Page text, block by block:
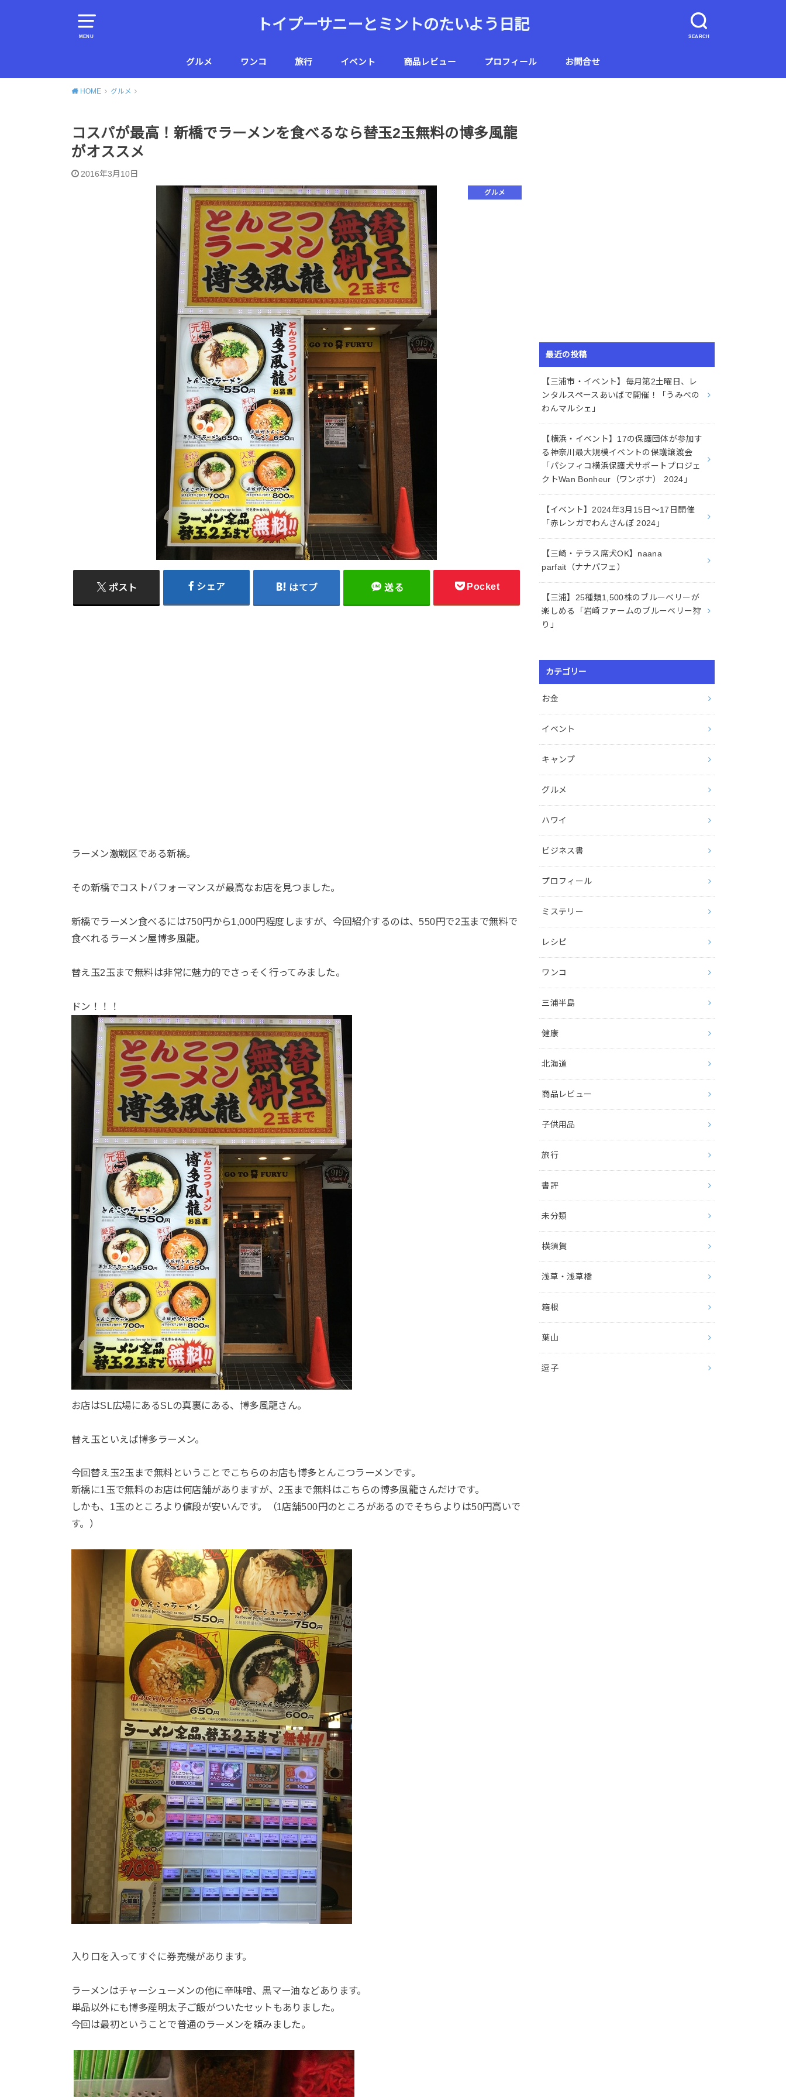
MENU SEARCH
トイプーサニーとミントのたいよう日記
グルメ ワンコ 旅行 イベント 商品レビュー プロフィール お問合せ
HOME グルメ
コスパが最高！新橋でラーメンを食べるなら替玉2玉無料の博多風龍
がオススメ
2016年3月10日
グルメ
ポスト シェア はてブ 送る Pocket
ラーメン激戦区である新橋。
その新橋でコストパフォーマンスが最高なお店を見つました。
新橋でラーメン食べるには750円から1,000円程度しますが、今回紹介するのは、550円で2玉まで無料で
食べれるラーメン屋博多風龍。
替え玉2玉まで無料は非常に魅力的でさっそく行ってみました。
ドン！！！
お店はSL広場にあるSLの真裏にある、博多風龍さん。
替え玉といえば博多ラーメン。
今回替え玉2玉まで無料ということでこちらのお店も博多とんこつラーメンです。
新橋に1玉で無料のお店は何店舗がありますが、2玉まで無料はこちらの博多風龍さんだけです。
しかも、1玉のところより値段が安いんです。（1店舗500円のところがあるのでそちらよりは50円高いで
す。）
入り口を入ってすぐに券売機があります。
ラーメンはチャーシューメンの他に辛味噌、黒マー油などあります。
単品以外にも博多産明太子ご飯がついたセットもありました。
今回は最初ということで普通のラーメンを頼みました。
最近の投稿
【三浦市・イベント】毎月第2土曜日、レ
ンタルスペースあいばで開催！「うみべの
わんマルシェ」
【横浜・イベント】17の保護団体が参加す
る神奈川最大規模イベントの保護譲渡会
「パシフィコ横浜保護犬サポートプロジェ
クトWan Bonheur（ワンボナ） 2024」
【イベント】2024年3月15日〜17日開催
「赤レンガでわんさんぽ 2024」
【三崎・テラス席犬OK】naana
parfait（ナナパフェ）
【三浦】25種類1,500株のブルーベリーが
楽しめる「岩崎ファームのブルーベリー狩
り」
カテゴリー
お金
イベント
キャンプ
グルメ
ハワイ
ビジネス書
プロフィール
ミステリー
レシピ
ワンコ
三浦半島
健康
北海道
商品レビュー
子供用品
旅行
書評
未分類
横須賀
浅草・浅草橋
箱根
葉山
逗子